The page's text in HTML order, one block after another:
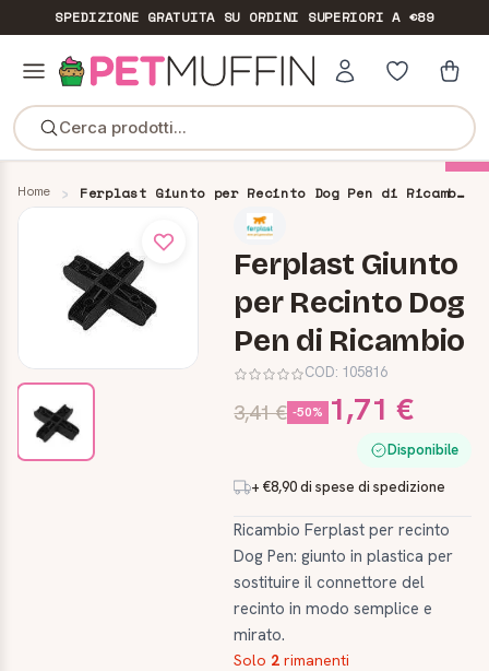
SPEDIZIONE GRATUITASU ORDINI SUPERIORI A €89
Cerca prodotti...
Home Ferplast Giunto per Recinto Dog Pen di Ricambio
Ferplast Giunto
per Recinto Dog
Pen di Ricambio
COD: 105816
3,41 € -50% 1,71 €
Disponibile
+ €8,90 di spese di spedizione
Ricambio Ferplast per recinto
Dog Pen: giunto in plastica per
sostituire il connettore del
recinto in modo semplice e
mirato.
Solo 2 rimanenti
-70%